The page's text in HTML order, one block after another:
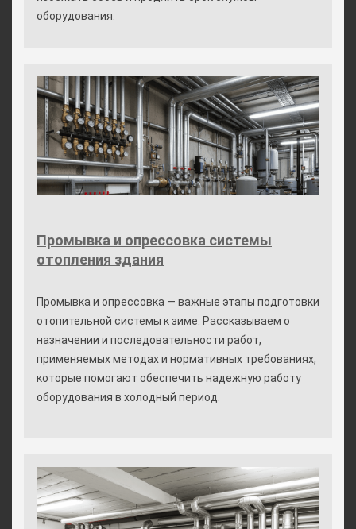
оборудования.
Промывка и опрессовка системы
отопления здания
Промывка и опрессовка — важные этапы подготовки
отопительной системы к зиме. Рассказываем о
назначении и последовательности работ,
применяемых методах и нормативных требованиях,
которые помогают обеспечить надежную работу
оборудования в холодный период.